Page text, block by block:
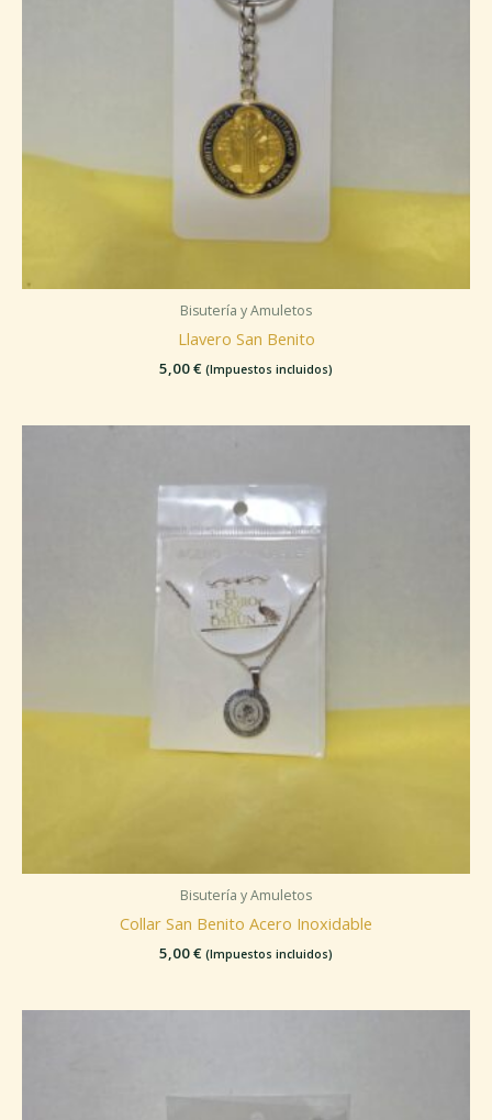
Bisutería y Amuletos
Llavero San Benito
5,00€ (Impuestos incluidos)
Bisutería y Amuletos
Collar San Benito Acero Inoxidable
5,00€ (Impuestos incluidos)